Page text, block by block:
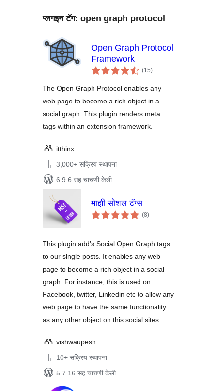
प्लगइन टॅग: open graph protocol
Open Graph Protocol
Framework
(15एकूण
मूल्यांकन
)
The Open Graph Protocol enables any
web page to become a rich object in a
social graph. This plugin renders meta
tags within an extension framework.
itthinx
3,000+ सक्रिय स्थापना
6.9.6 सह चाचणी केली
माझी सोशल टॅग्स
(8एकूण
मूल्यांकन
)
This plugin add’s Social Open Graph tags
to our single posts. It enables any web
page to become a rich object in a social
graph. For instance, this is used on
Facebook, twitter, Linkedin etc to allow any
web page to have the same functionality
as any other object on this social sites.
vishwaupesh
10+ सक्रिय स्थापना
5.7.16 सह चाचणी केली